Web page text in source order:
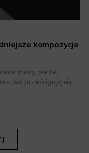
kompozycje
mody, ale też
prześcigają się w
na kilka